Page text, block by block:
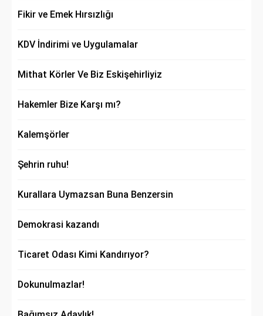
Fikir ve Emek Hırsızlığı
KDV İndirimi ve Uygulamalar
Mithat Körler Ve Biz Eskişehirliyiz
Hakemler Bize Karşı mı?
Kalemşörler
Şehrin ruhu!
Kurallara Uymazsan Buna Benzersin
Demokrasi kazandı
Ticaret Odası Kimi Kandırıyor?
Dokunulmazlar!